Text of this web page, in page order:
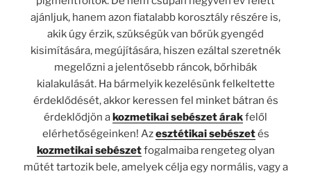
ajánljuk, hanem azon fiatalabb korosztály részére is,
akik úgy érzik, szükségük van bőrük gyengéd
kisimítására, megújítására, hiszen ezáltal szeretnék
megelőzni a jelentősebb ráncok, bőrhibák
kialakulását. Ha bármelyik kezelésünk felkeltette
érdeklődését, akkor keressen fel minket bátran és
érdeklődjön akozmetikai sebészet árakfelől
elérhetőségeinken! Azesztétikai sebészetés
kozmetikai sebészetfogalmaiba rengeteg olyan
műtét tartozik bele, amelyek célja egy normális, vagy a